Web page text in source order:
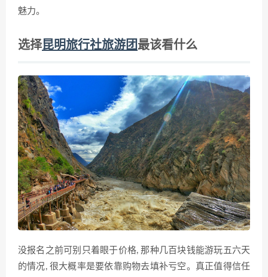
魅力。
选择昆明旅行社旅游团 最该看什么
没报名之前可别只着眼于价格, 那种几百块钱能游玩五六天
的情况, 很大概率是要依靠购物去填补亏空。真正值得信任